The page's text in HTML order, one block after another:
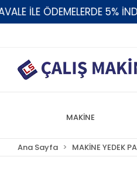
İLE ÖDEMELERDE 5% İNDİRİM
MAKİNE
Ana Sayfa MAKİNE YEDEK